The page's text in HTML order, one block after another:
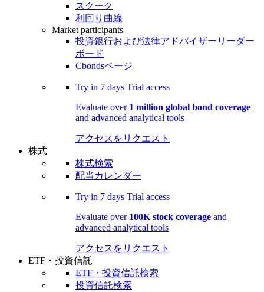
スクーク
利回り曲線
Market participants
投資銀行および法律アドバイザーリーダー
ボード
Cbondsページ
Try in 7 days Trial access
Evaluate over 1 million global bond coverage
and advanced analytical tools
アクセスをリクエスト
株式
株式検索
配当カレンダー
Try in 7 days Trial access
Evaluate over 100K stock coverage and
advanced analytical tools
アクセスをリクエスト
ETF・投資信託
ETF・投資信託検索
投資信託検索